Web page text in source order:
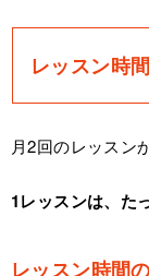
レッスン時間
月2回のレッスン
1レッスンは、た
レッスン時間